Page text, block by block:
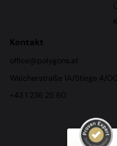
Kontakt
office@polygons.at
Walcherstraße 1A/Stiege 4/
+43 1 236 25 60